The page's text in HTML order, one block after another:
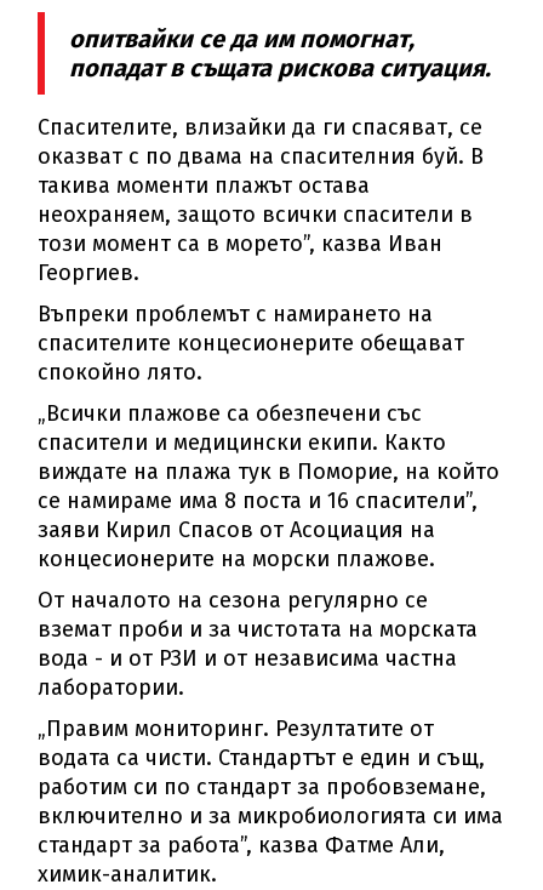
опитвайки се да им помогнат,
попадат в същата рискова ситуация.
Спасителите, влизайки да ги спасяват, се
оказват с по двама на спасителния буй. В
такива моменти плажът остава
неохраняем, защото всички спасители в
този момент са в морето”, казва Иван
Георгиев.
Въпреки проблемът с намирането на
спасителите концесионерите обещават
спокойно лято.
„Всички плажове са обезпечени със
спасители и медицински екипи. Както
виждате на плажа тук в Поморие, на който
се намираме има 8 поста и 16 спасители”,
заяви Кирил Спасов от Асоциация на
концесионерите на морски плажове.
От началото на сезона регулярно се
вземат проби и за чистотата на морската
вода - и от РЗИ и от независима частна
лаборатории.
„Правим мониторинг. Резултатите от
водата са чисти. Стандартът е един и същ,
работим си по стандарт за пробовземане,
включително и за микробиологията си има
стандарт за работа”, казва Фатме Али,
химик-аналитик.